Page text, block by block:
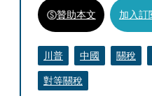
贊助本文 加入訂
川普 中國 關稅
對等關稅